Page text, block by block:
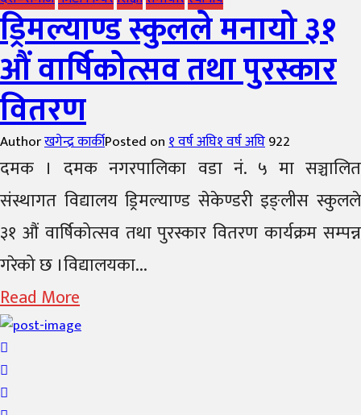
ड्रिमल्याण्ड स्कुलले मनायो ३१
औं वार्षिकोत्सव तथा पुरस्कार
वितरण
Authorखगेन्द्र कार्कीPosted on१ वर्ष अघि१ वर्ष अघि922
दमक । दमक नगरपालिका वडा नं. ५ मा सञ्चालित
संस्थागत विद्यालय ड्रिमल्याण्ड सेकेण्डरी इङ्लीस स्कुलले
३१ औं वार्षिकोत्सव तथा पुरस्कार वितरण कार्यक्रम सम्पन्न
गरेको छ ।विद्यालयका...
Read More